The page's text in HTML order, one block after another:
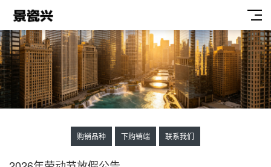
购销品种 下购销端 联系我们